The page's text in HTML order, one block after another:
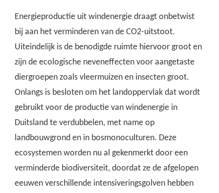
Energieproductie uit windenergie draagt onbetwist
bij aan het verminderen van de CO2-uitstoot.
Uiteindelijk is de benodigde ruimte hiervoor groot en
zijn de ecologische neveneffecten voor aangetaste
diergroepen zoals vleermuizen en insecten groot.
Onlangs is besloten om het landoppervlak dat wordt
gebruikt voor de productie van windenergie in
Duitsland te verdubbelen, met name op
landbouwgrond en in bosmonoculturen. Deze
ecosystemen worden nu al gekenmerkt door een
verminderde biodiversiteit, doordat ze de afgelopen
eeuwen verschillende intensiveringsgolven hebben